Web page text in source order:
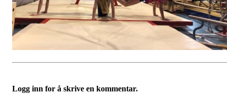
Logg inn for å skrive en kommentar.